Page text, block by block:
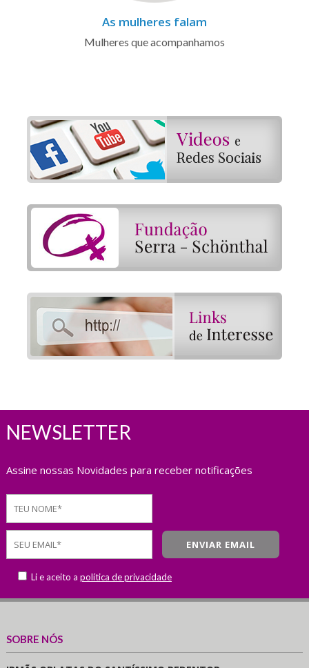
As mulheres falam
Mulheres que acompanhamos
NEWSLETTER
Assine nossas Novidades para receber notificações
Li e aceito a política de privacidade
SOBRE NÓS